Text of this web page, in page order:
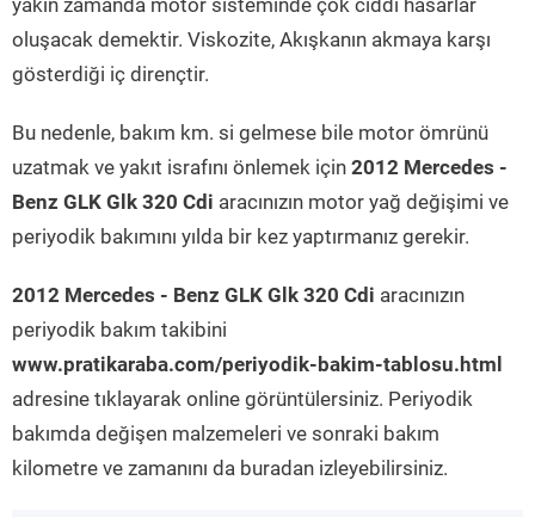
yakın zamanda motor sisteminde çok ciddi hasarlar
oluşacak demektir. Viskozite, Akışkanın akmaya karşı
gösterdiği iç dirençtir.
Bu nedenle, bakım km. si gelmese bile motor ömrünü
uzatmak ve yakıt israfını önlemek için 2012 Mercedes -
Benz GLK Glk 320 Cdi aracınızın motor yağ değişimi ve
periyodik bakımını yılda bir kez yaptırmanız gerekir.
2012 Mercedes - Benz GLK Glk 320 Cdi aracınızın
periyodik bakım takibini
www.pratikaraba.com/periyodik-bakim-tablosu.html
adresine tıklayarak online görüntülersiniz. Periyodik
bakımda değişen malzemeleri ve sonraki bakım
kilometre ve zamanını da buradan izleyebilirsiniz.